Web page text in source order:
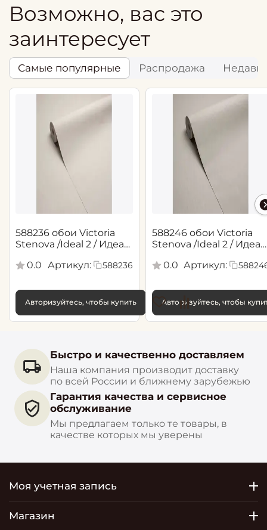
Возможно, вас это
заинтересует
Самые популярные Распродажа
588236 обои Victoria
Stenova /Ideal 2 / Идеал
0.0
Артикул: 588236
Авторизуйтесь, чтобы купить
588246 обои Victoria
Stenova /Ideal 2 / Идеал
0.0 Артикул:
Авторизуйтесь, чтобы
Быстро и качественно доставляем
Наша компания производит доставку
по всей России и ближнему зарубежью
Гарантия качества и сервисное
обслуживание
Мы предлагаем только те товары, в
качестве которых мы уверены
Моя учетная запись
Магазин